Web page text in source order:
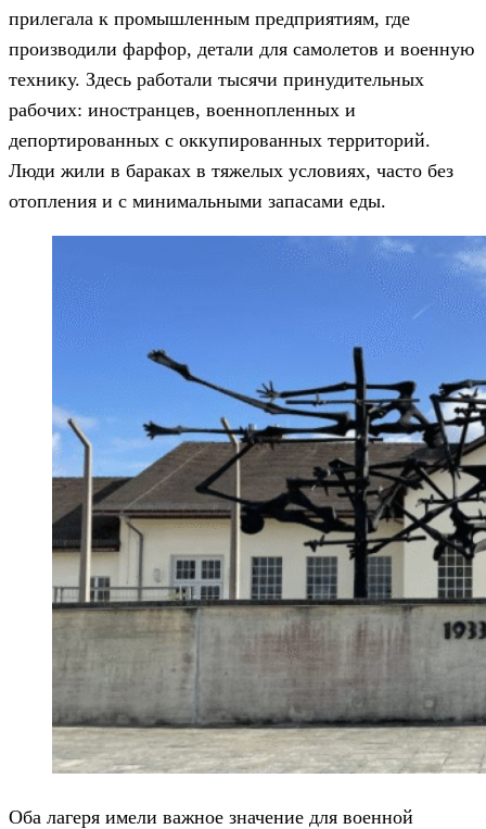
прилегала к промышленным предприятиям, где
производили фарфор, детали для самолетов и военную
технику. Здесь работали тысячи принудительных
рабочих: иностранцев, военнопленных и
депортированных с оккупированных территорий.
Люди жили в бараках в тяжелых условиях, часто без
отопления и с минимальными запасами еды.
Оба лагеря имели важное значение для военной